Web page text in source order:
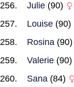
Julie (90)
Louise (90)
Rosina (90)
Valerie (90)
Sana (84)